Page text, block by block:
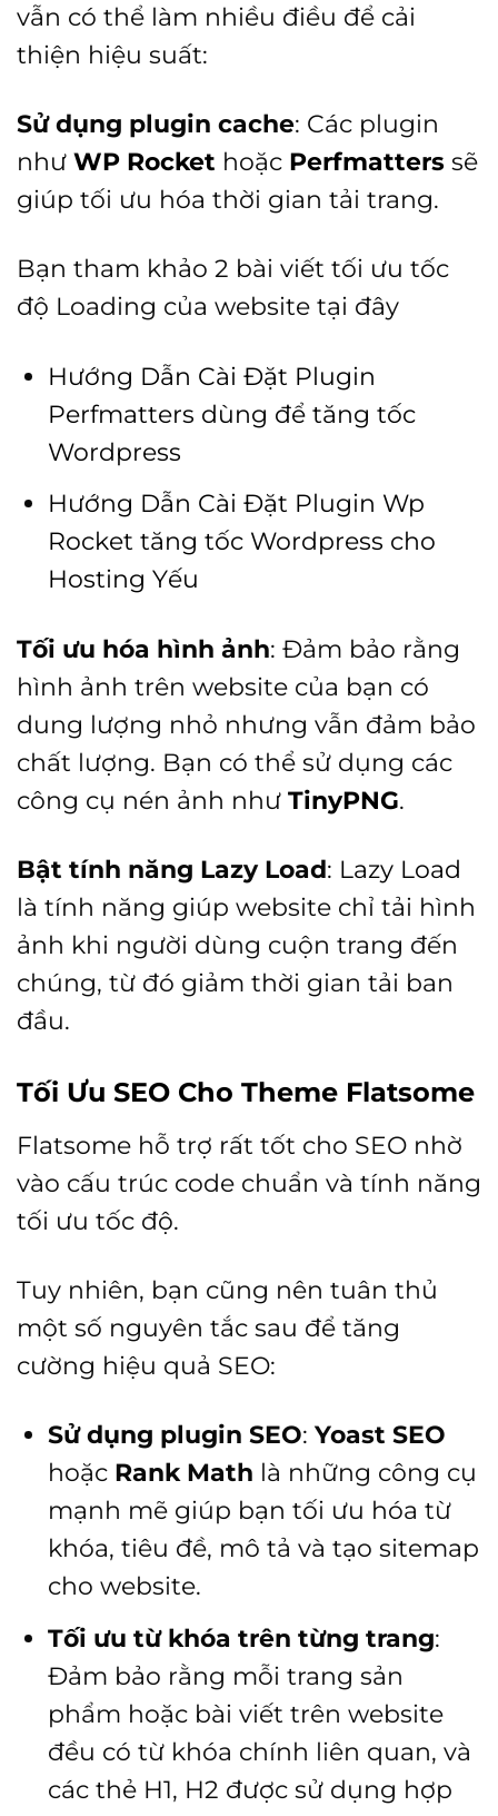
vẫn có thể làm nhiều điều để cải
thiện hiệu suất:
Sử dụng plugin cache: Các plugin
như WP Rocket hoặc Perfmatters sẽ
giúp tối ưu hóa thời gian tải trang.
Bạn tham khảo 2 bài viết tối ưu tốc
độ Loading của website tại đây
Hướng Dẫn Cài Đặt Plugin
Perfmatters dùng để tăng tốc
Wordpress
Hướng Dẫn Cài Đặt Plugin Wp
Rocket tăng tốc Wordpress cho
Hosting Yếu
Tối ưu hóa hình ảnh: Đảm bảo rằng
hình ảnh trên website của bạn có
dung lượng nhỏ nhưng vẫn đảm bảo
chất lượng. Bạn có thể sử dụng các
công cụ nén ảnh như TinyPNG.
Bật tính năng Lazy Load: Lazy Load
là tính năng giúp website chỉ tải hình
ảnh khi người dùng cuộn trang đến
chúng, từ đó giảm thời gian tải ban
đầu.
Tối Ưu SEO Cho Theme Flatsome
Flatsome hỗ trợ rất tốt cho SEO nhờ
vào cấu trúc code chuẩn và tính năng
tối ưu tốc độ.
Tuy nhiên, bạn cũng nên tuân thủ
một số nguyên tắc sau để tăng
cường hiệu quả SEO:
Sử dụng plugin SEO:Yoast SEO
hoặc Rank Math là những công cụ
mạnh mẽ giúp bạn tối ưu hóa từ
khóa, tiêu đề, mô tả và tạo sitemap
cho website.
Tối ưu từ khóa trên từng trang:
Đảm bảo rằng mỗi trang sản
phẩm hoặc bài viết trên website
đều có từ khóa chính liên quan, và
các thẻ H1, H2 được sử dụng hợp